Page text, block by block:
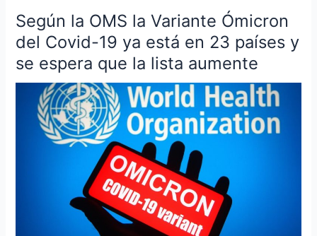
Según la OMS la Variante Ómicron
del Covid-19 ya está en 23 países y
se espera que la lista aumente
Según
la
OMS
la
Variante
Ómicron
Covid-